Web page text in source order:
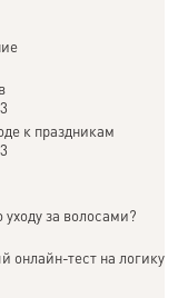
к праздникам
за волосами?
онлайн-тест на логику